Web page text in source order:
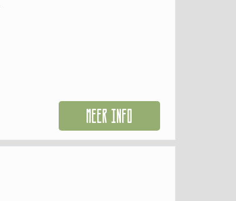
MEER INFO